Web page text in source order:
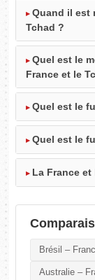
Quand il est
Tchad ?
Quel est le
France et le
Quel est le
Quel est le
La France
Brésil –
Australie –